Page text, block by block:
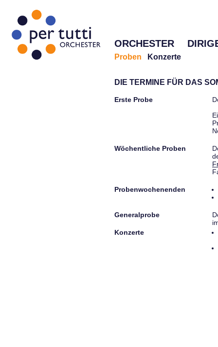
ORCHESTER
Proben Konzerte
DIE TERMINE FÜR DAS
Erste Probe
Wöchentliche Proben
Probenwochenenden
Generalprobe
Konzerte